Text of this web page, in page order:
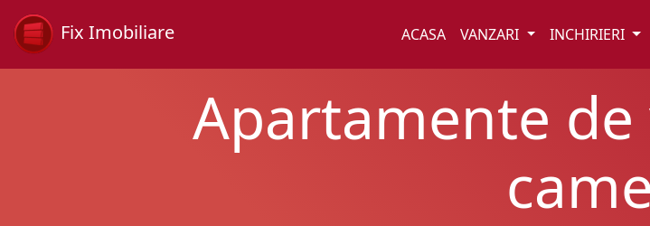
Fix Imobiliare ACASA VANZARI INCHIRIERI
Apartamente de